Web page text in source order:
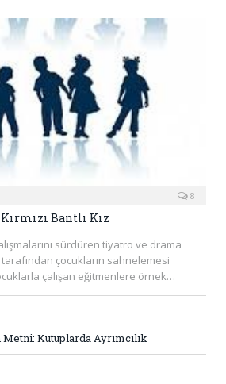
8
Bantlı Kız
sürdüren tiyatro ve drama
çocukların sahnelemesi
çalışan eğitmenlere örnek…
Metni: Kutuplarda Ayrımcılık